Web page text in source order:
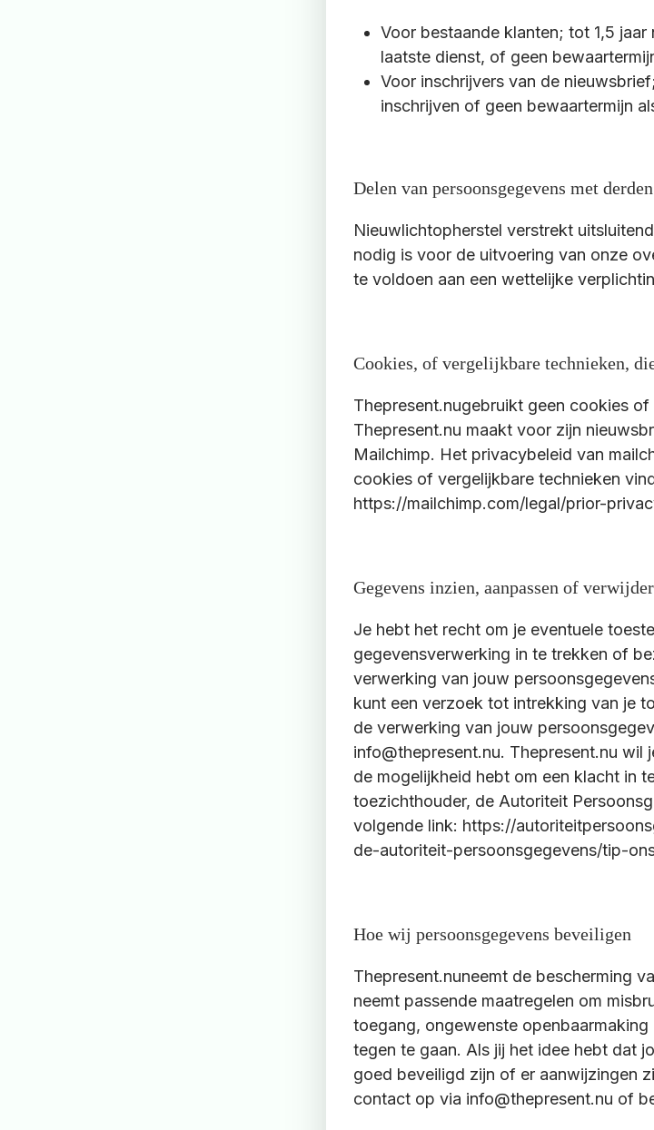
Voor bestaande klanten; tot 1,5 jaar
laatste dienst, of geen
Voor inschrijvers van de
inschrijven of geen bewaartermijn
Delen van persoonsgegevens met derden
Nieuwlichtopherstel verstrekt
nodig is voor de uitvoering van onze
te voldoen aan een wettelijke
Cookies, of vergelijkbare technieken,
Thepresent.nugebruikt geen cookies
Thepresent.nu maakt voor zijn
Mailchimp. Het privacybeleid van
cookies of vergelijkbare technieken
https://mailchimp.com/legal/prior-
Gegevens inzien, aanpassen of
Je hebt het recht om je eventuele
gegevensverwerking in te trekken of
verwerking van jouw
kunt een verzoek tot intrekking van je
de verwerking van jouw
info@thepresent.nu. Thepresent.nu wil
de mogelijkheid hebt om een klacht in
toezichthouder, de Autoriteit
volgende link: https://
de-autoriteit-persoonsgegevens/tip-
Hoe wij persoonsgegevens beveiligen
Thepresent.nuneemt de bescherming
neemt passende maatregelen om
toegang, ongewenste
tegen te gaan. Als jij het idee hebt dat
goed beveiligd zijn of er aanwijzingen
contact op via info@thepresent.nu of